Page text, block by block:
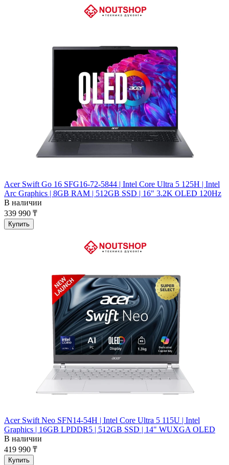
Acer Swift Go 16 SFG16-72-5844 | Intel Core Ultra 5 125H | Intel
Arc Graphics | 8GB RAM | 512GB SSD | 16" 3.2K OLED 120Hz
В наличии
339 990 ₸
Купить
Acer Swift Neo SFN14-54H | Intel Core Ultra 5 115U | Intel
Graphics | 16GB LPDDR5 | 512GB SSD | 14" WUXGA OLED
В наличии
419 990 ₸
Купить